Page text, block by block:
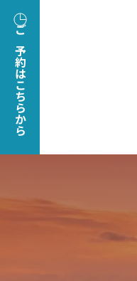
ご予約はこちらから